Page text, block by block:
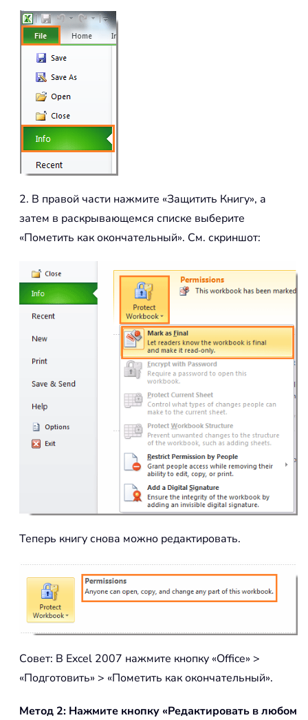
2. В правой части нажмите «Защитить Книгу», а
затем в раскрывающемся списке выберите
«Пометить как окончательный». См. скриншот:
Теперь книгу снова можно редактировать.
Совет: В Excel 2007 нажмите кнопку «Office» >
«Подготовить» > «Пометить как окончательный».
Метод 2: Нажмите кнопку «Редактировать в любом